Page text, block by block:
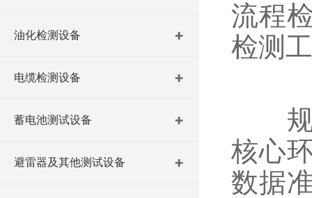
油化检测设备
电缆检测设备
蓄电池测试设备
避雷器及其他测试设备
流程
检测
规
核心
数据